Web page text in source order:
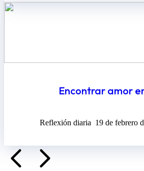
Encontrar amor
Reflexión diaria 19 de febrero